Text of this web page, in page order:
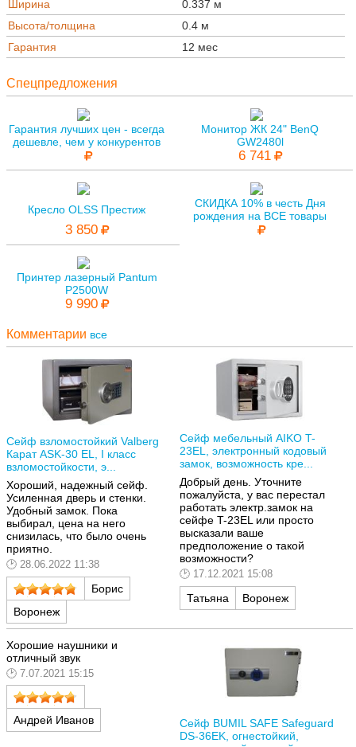
Ширина
0.337 м
Высота/толщина
0.4 м
Гарантия
12 мес
Спецпредложения
Гарантия лучших цен - всегда
дешевле, чем у конкурентов
Монитор ЖК 24" BenQ
GW2480l
6 741
Кресло OLSS Престиж
3 850
СКИДКА 10% в честь Дня
рождения на ВСЕ товары
Принтер лазерный Pantum
P2500W
9 990
Комментарии все
Сейф взломостойкий Valberg
Карат ASK-30 EL, I класс
взломостойкости, э...
Хороший, надежный сейф.
Усиленная дверь и стенки.
Удобный замок. Пока
выбирал, цена на него
снизилась, что было очень
приятно.
28.06.2022 11:38
Борис
Воронеж
Сейф мебельный AIKO T-
23EL, электронный кодовый
замок, возможность кре...
Добрый день. Уточните
пожалуйста, у вас перестал
работать электр.замок на
сейфе T-23EL или просто
высказали ваше
предположение о такой
возможности?
17.12.2021 15:08
Татьяна Воронеж
Хорошие наушники и
отличный звук
7.07.2021 15:15
Андрей Иванов
Сейф BUMIL SAFE Safeguard
DS-36EK, огнестойкий,